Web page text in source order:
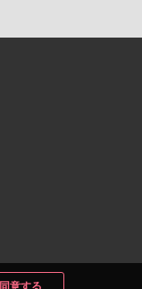
同意する